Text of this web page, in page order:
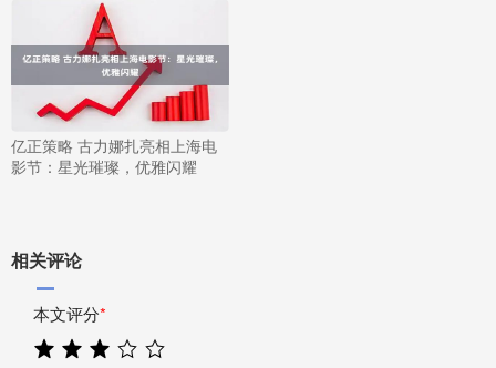
亿正策略 古力娜扎亮相上海电
影节：星光璀璨，优雅闪耀
相关评论
本文评分*